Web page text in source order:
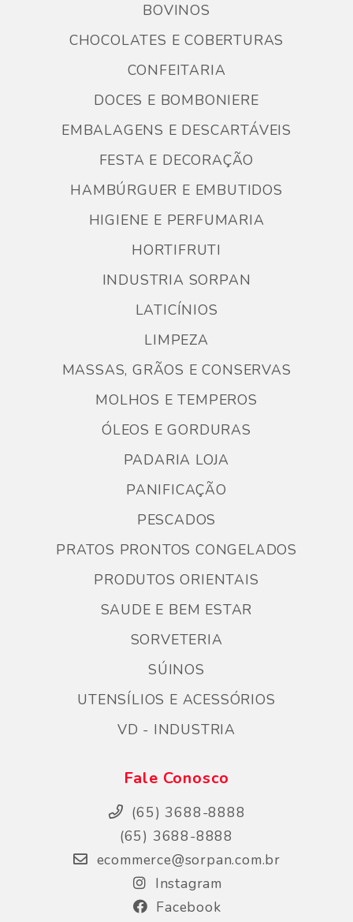
BOVINOS
CHOCOLATES E COBERTURAS
CONFEITARIA
DOCES E BOMBONIERE
EMBALAGENS E DESCARTÁVEIS
FESTA E DECORAÇÃO
HAMBÚRGUER E EMBUTIDOS
HIGIENE E PERFUMARIA
HORTIFRUTI
INDUSTRIA SORPAN
LATICÍNIOS
LIMPEZA
MASSAS, GRÃOS E CONSERVAS
MOLHOS E TEMPEROS
ÓLEOS E GORDURAS
PADARIA LOJA
PANIFICAÇÃO
PESCADOS
PRATOS PRONTOS CONGELADOS
PRODUTOS ORIENTAIS
SAUDE E BEM ESTAR
SORVETERIA
SÚINOS
UTENSÍLIOS E ACESSÓRIOS
VD - INDUSTRIA
Fale Conosco
(65) 3688-8888
(65) 3688-8888
ecommerce@sorpan.com.br
Instagram
Facebook